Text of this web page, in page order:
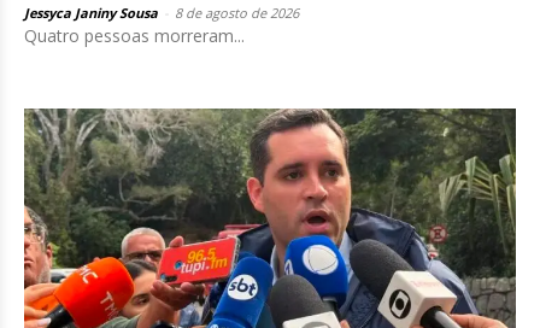
Jessyca Janiny Sousa 8 de agosto de 2026
Quatro pessoas morreram...